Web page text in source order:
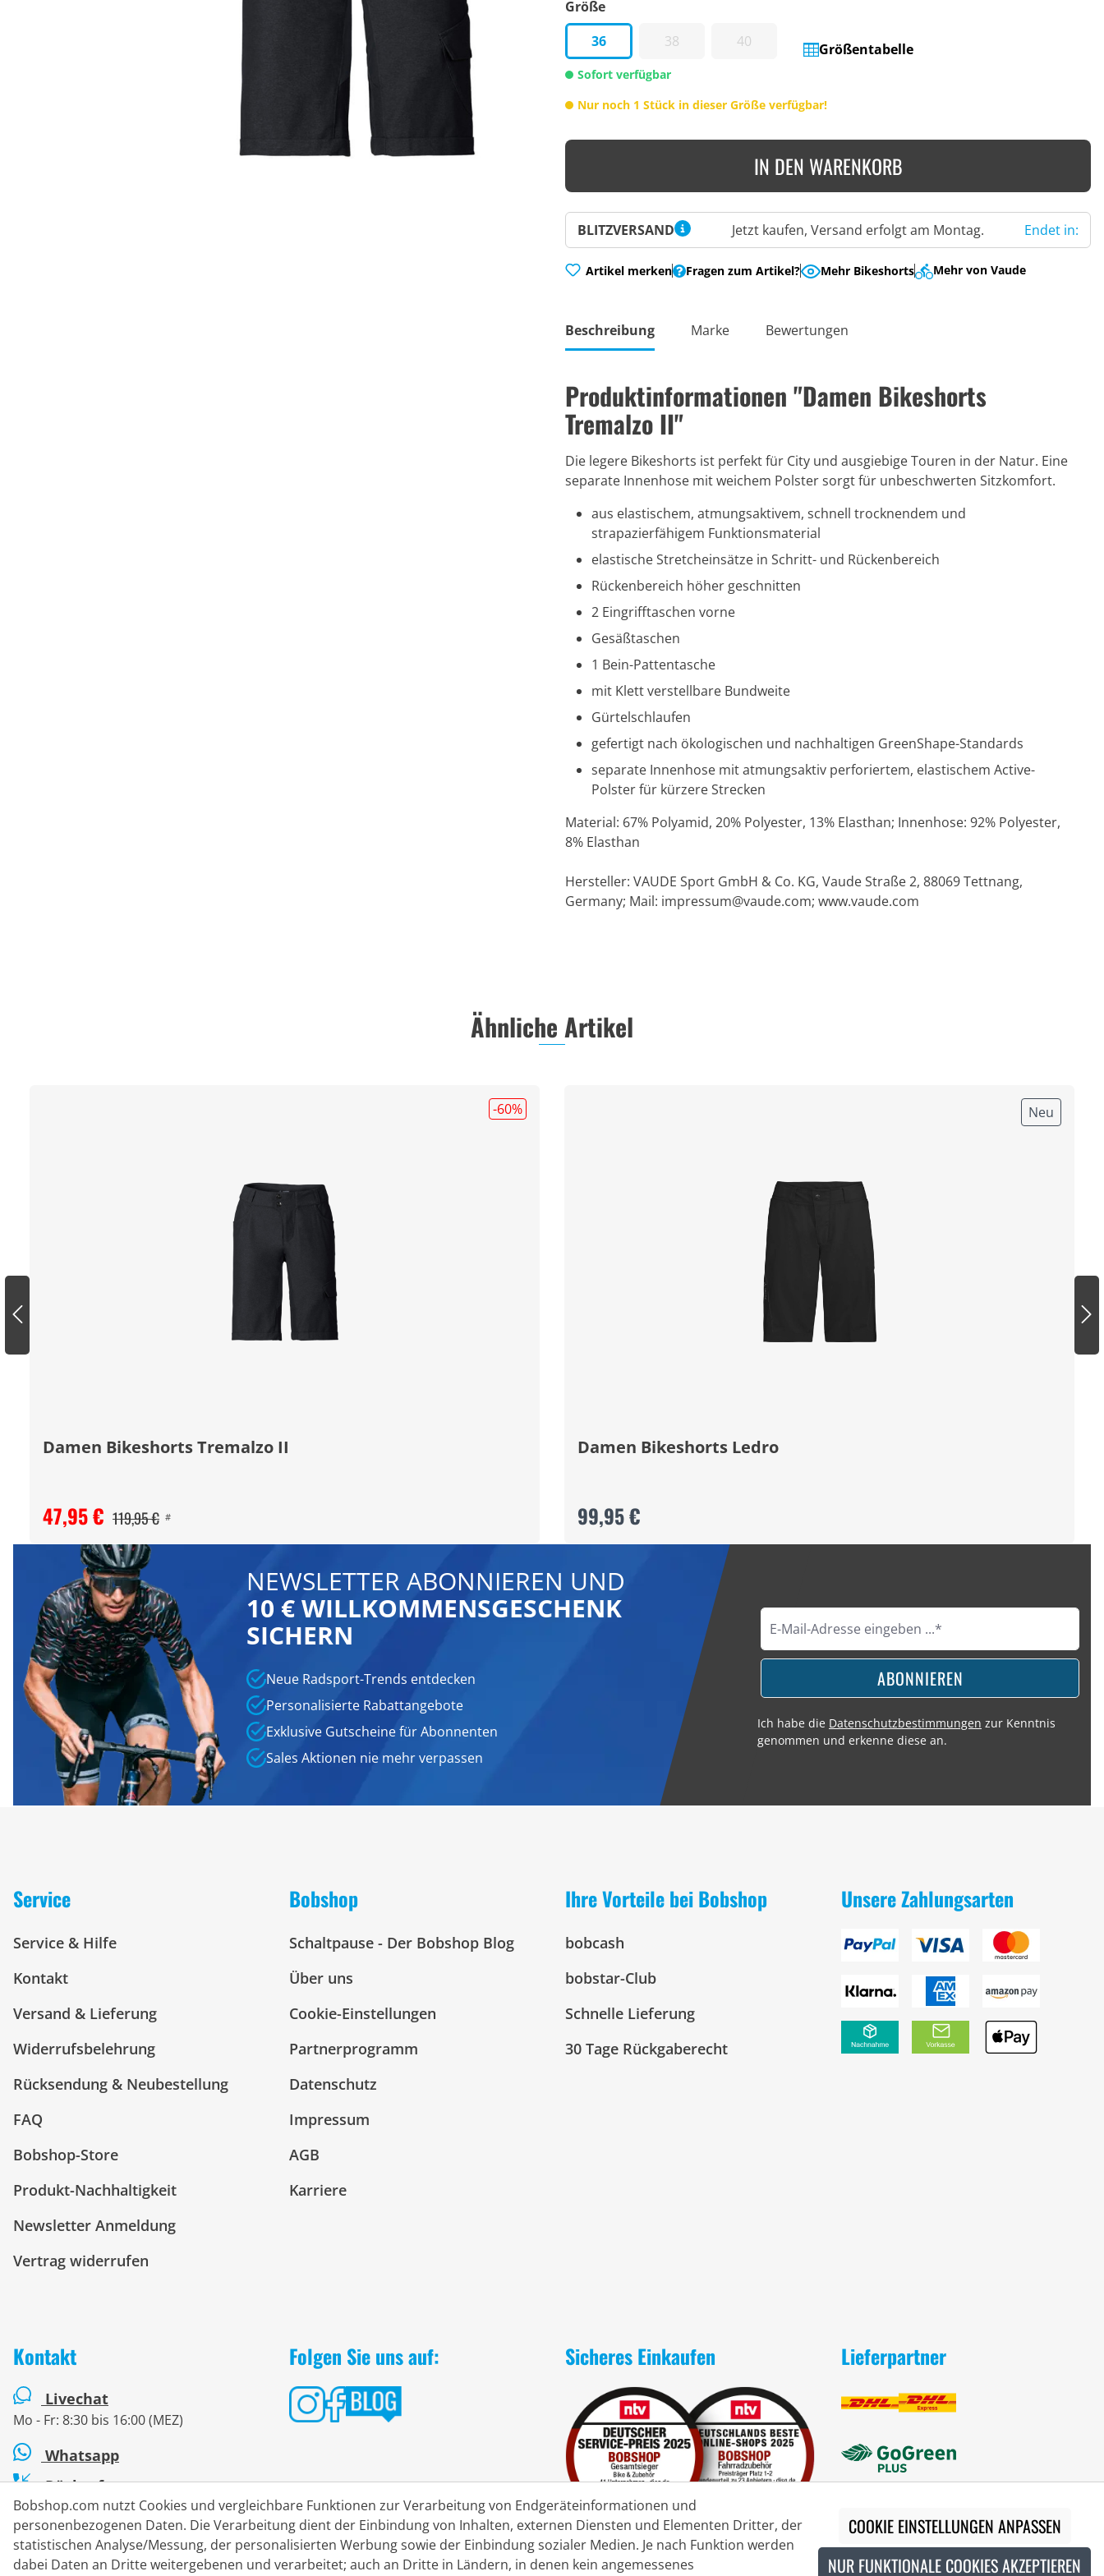
Größe
36
38 40 Größentabelle
Sofort verfügbar
Nur noch 1 Stück in dieser Größe verfügbar!
IN DEN WARENKORB
BLITZVERSAND Jetzt kaufen, Versand erfolgt am Montag. Endet in:
Artikel merken Fragen zum Artikel? Mehr Bikeshorts Mehr von Vaude
Beschreibung Marke Bewertungen
Produktinformationen "Damen Bikeshorts
Tremalzo II"
Die legere Bikeshorts ist perfekt für City und ausgiebige Touren in der Natur. Eine
separate Innenhose mit weichem Polster sorgt für unbeschwerten Sitzkomfort.
aus elastischem, atmungsaktivem, schnell trocknendem und
strapazierfähigem Funktionsmaterial
elastische Stretcheinsätze in Schritt- und Rückenbereich
Rückenbereich höher geschnitten
2 Eingrifftaschen vorne
Gesäßtaschen
1 Bein-Pattentasche
mit Klett verstellbare Bundweite
Gürtelschlaufen
gefertigt nach ökologischen und nachhaltigen GreenShape-Standards
separate Innenhose mit atmungsaktiv perforiertem, elastischem Active-
Polster für kürzere Strecken
Material: 67% Polyamid, 20% Polyester, 13% Elasthan; Innenhose: 92% Polyester,
8% Elasthan
Hersteller: VAUDE Sport GmbH & Co. KG, Vaude Straße 2, 88069 Tettnang,
Germany; Mail: impressum@vaude.com; www.vaude.com
Ähnliche Artikel
-60%
Damen Bikeshorts Tremalzo II
47,95 € 119,95 € #
Neu
Damen Bikeshorts Ledro
99,95 €
NEWSLETTER ABONNIEREN UND
10 € WILLKOMMENSGESCHENK
SICHERN
Neue Radsport-Trends entdecken
Personalisierte Rabattangebote
Exklusive Gutscheine für Abonnenten
Sales Aktionen nie mehr verpassen
ABONNIEREN
Ich habe die Datenschutzbestimmungen zur Kenntnis
genommen und erkenne diese an.
Service
Service & Hilfe
Kontakt
Versand & Lieferung
Widerrufsbelehrung
Rücksendung & Neubestellung
FAQ
Bobshop-Store
Produkt-Nachhaltigkeit
Newsletter Anmeldung
Vertrag widerrufen
Bobshop
Schaltpause - Der Bobshop Blog
Über uns
Cookie-Einstellungen
Partnerprogramm
Datenschutz
Impressum
AGB
Karriere
Ihre Vorteile bei Bobshop
bobcash
bobstar-Club
Schnelle Lieferung
30 Tage Rückgaberecht
Unsere Zahlungsarten
Kontakt
Livechat
Mo - Fr: 8:30 bis 16:00 (MEZ)
Whatsapp
Rückruf
Kontaktformular
Folgen Sie uns auf: Sicheres Einkaufen Lieferpartner
Bobshop.com nutzt Cookies und vergleichbare Funktionen zur Verarbeitung von Endgeräteinformationen und
personenbezogenen Daten. Die Verarbeitung dient der Einbindung von Inhalten, externen Diensten und Elementen Dritter, der
statistischen Analyse/Messung, der personalisierten Werbung sowie der Einbindung sozialer Medien. Je nach Funktion werden
dabei Daten an Dritte weitergebenen und verarbeitet; auch an Dritte in Ländern, in denen kein angemessenes
COOKIE EINSTELLUNGEN ANPASSEN
NUR FUNKTIONALE COOKIES AKZEPTIEREN